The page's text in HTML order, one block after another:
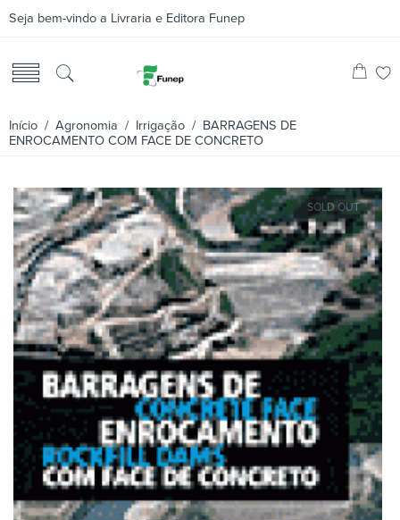
Seja bem-vindo a Livraria e Editora Funep
Início / Agronomia / Irrigação / BARRAGENS DE
ENROCAMENTO COM FACE DE CONCRETO
SOLD OUT